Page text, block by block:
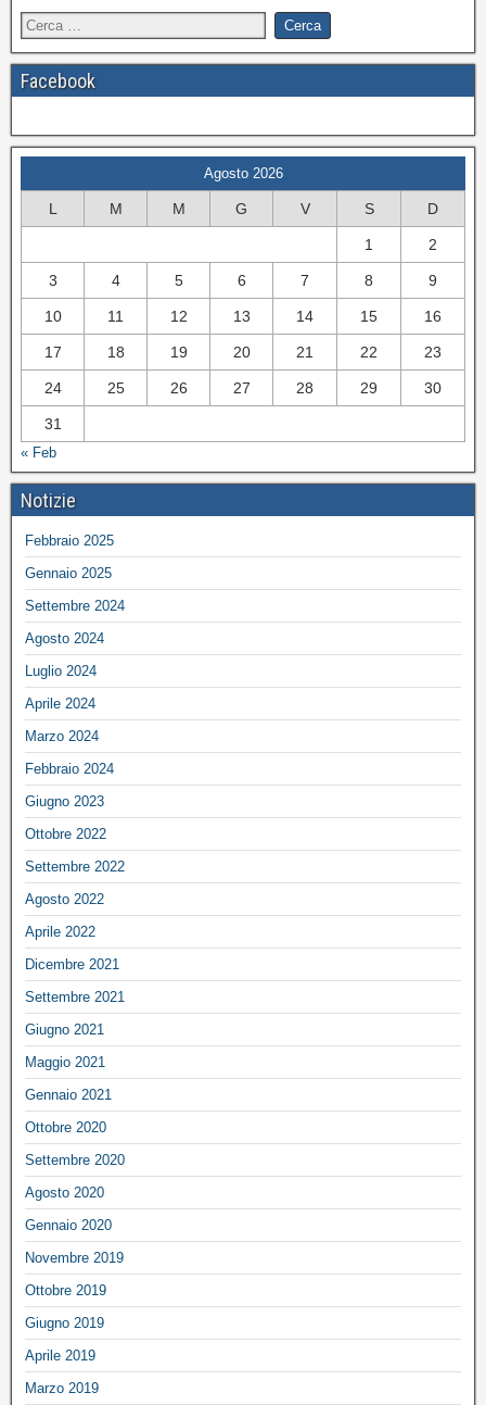
Facebook
Agosto 2026
L M M G V S D
1 2
3 4 5 6 7 8 9
10 11 12 13 14 15 16
17 18 19 20 21 22 23
24 25 26 27 28 29 30
31
« Feb
Notizie
Febbraio 2025
Gennaio 2025
Settembre 2024
Agosto 2024
Luglio 2024
Aprile 2024
Marzo 2024
Febbraio 2024
Giugno 2023
Ottobre 2022
Settembre 2022
Agosto 2022
Aprile 2022
Dicembre 2021
Settembre 2021
Giugno 2021
Maggio 2021
Gennaio 2021
Ottobre 2020
Settembre 2020
Agosto 2020
Gennaio 2020
Novembre 2019
Ottobre 2019
Giugno 2019
Aprile 2019
Marzo 2019